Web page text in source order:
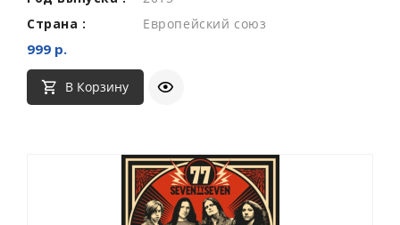
Страна :
Европейский союз
999 р.
В Корзину